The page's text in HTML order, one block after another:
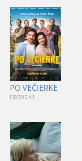
PO VEČIERKE
[RECENZIA ]